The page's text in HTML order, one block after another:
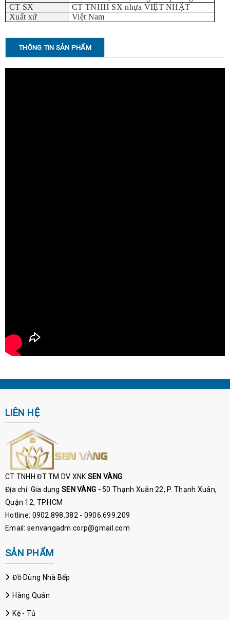
CT SX
CT TNHH SX nhựa VIỆT NHẬT
Xuất xứ
Việt Nam
THÔNG TIN SẢN PHẨM
LIÊN HỆ
CT TNHH ĐT TM DV XNK SEN VÀNG
Địa chỉ: Gia dụngSEN VÀNG -50 Thạnh Xuân 22, P. Thạnh Xuân,
Quận 12, TP.HCM
Hotline: 0902.898.382 - 0906.699.209
Email: senvangadm.corp@gmail.com
SẢN PHẨM
Đồ Dùng Nhà Bếp
Hàng Quán
Kệ - Tủ